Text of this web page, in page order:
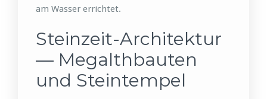
am Wasser errichtet.
Steinzeit-Architektur
— Megalthbauten
und Steintempel